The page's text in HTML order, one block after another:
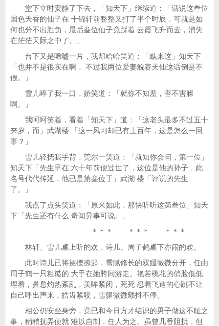
堂下立时安静了下去，「知天下」继续道：「话说这叁位
国色天香的仙子在 十锦轩前整整又打了半个时辰，可就是如
何也分不出胜负，最后叁位仙子竟踩着 云霞飞升而去，消失
在茫茫天际之中了。」
台下又是唏嘘一片，我却哈哈笑道：「瞧来这」知天下
「也并不是很实在啊， 不过我两位爱妻貌赛天仙这话倒是不
假。」
雪儿啐了我一口，娇笑道：「就你不知羞，害不害臊
啊。」
我呵呵笑着，看着「知天下」道：「这老头最多不过五十
来岁，而」武湖楼 「这一风习却已有上百年，这是怎么一回
事？」
雪儿轻抚我手背，莞尔一笑道：「就知你会问，第一位」
知天下「先生早在 六十年前便过世了，这位是他的孙子，此
名号代代传延，他已是第叁位于」武湖 楼「评说的先生
了。」
我点了点头笑道：「原来如此，那快听听这第叁位」知天
下「先生还有什么 奇闻异事可说。」
＊＊＊ ＊＊＊ ＊＊＊
林轩、雪儿桌上听的欢，诗儿、周子鹤桌下亦闹的欢。
此时诗儿已将裙摆撩起，雪腻修长的双腿微微分开，任由
周子鹤一只粗糙的 大手在她胯间游走。艳若桃花的俏脸低低
埋着，鼻息灼热紊乱，美眸紧闭，死死 忍着飞速的心跳不让
自己呼出声来，皓齿紧咬，雪躯微微颤抖不停。
相公仍安坐身旁，竟已和今日方才结识的男子做这不耻之
事，稍稍抚弄便就 难以自制，任人为之。虽曾几番阻扰，但